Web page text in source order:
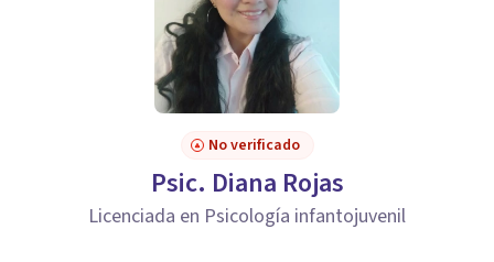
No verificado
Psic. Diana Rojas
Licenciada en Psicología infantojuvenil